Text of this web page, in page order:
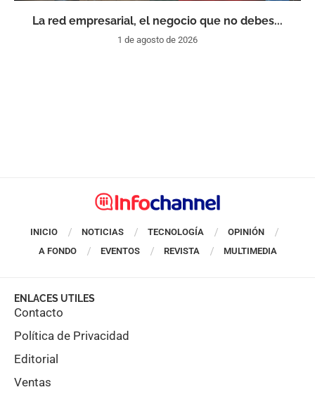
La red empresarial, el negocio que no debes...
1 de agosto de 2026
INICIO NOTICIAS TECNOLOGÍA
OPINIÓN
A FONDO
EVENTOS REVISTA MULTIMEDIA
ENLACES UTILES
Contacto
Política de Privacidad
Editorial
Ventas